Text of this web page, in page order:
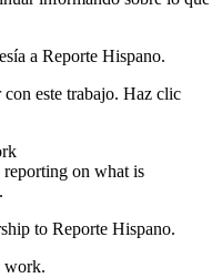
a Reporte Hispano.
este trabajo. Haz clic
on what is
to Reporte Hispano.
work.